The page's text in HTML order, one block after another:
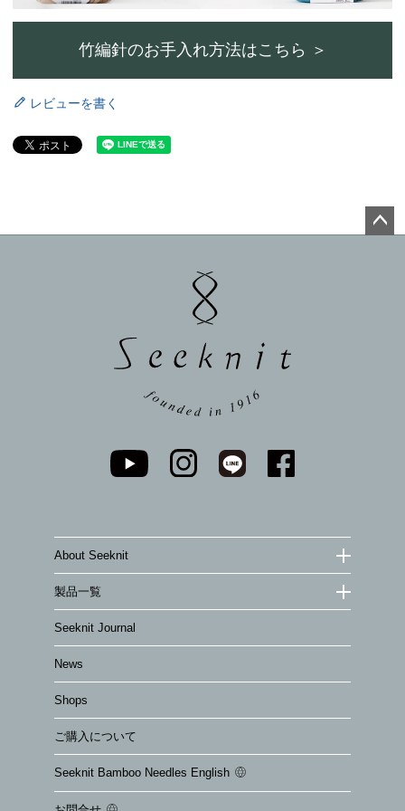
竹編針のお手入れ方法はこちら ＞
レビューを書く
About Seeknit
製品一覧
Seeknit Journal
News
Shops
ご購入について
Seeknit Bamboo Needles English